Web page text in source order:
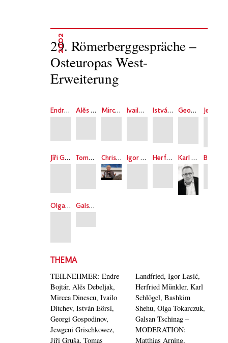
2002
29. Römerberggespräche –
Osteuropas West-
Erweiterung
Endre Bojtár Alĕs Debeljak Mircea Dinescu Ivailo Ditchev István Eörsi Georgi Gospodinov
Jíři Gruša Tomáš Kafka Christine Landfried Igor Lasić Herfried Münkler Karl Schlögel
Olga Tokarczuk Galsan Tschinag
THEMA
TEILNEHMER: Endre
Bojtár, Alĕs Debeljak,
Mircea Dinescu, Ivailo
Ditchev, István Eörsi,
Georgi Gospodinov,
Jewgeni Grischkowez,
Jíři Gruša, Tomas
Landfried, Igor Lasić,
Herfried Münkler, Karl
Schlögel, Bashkim
Shehu, Olga Tokarczuk,
Galsan Tschinag –
MODERATION:
Matthias Arning,